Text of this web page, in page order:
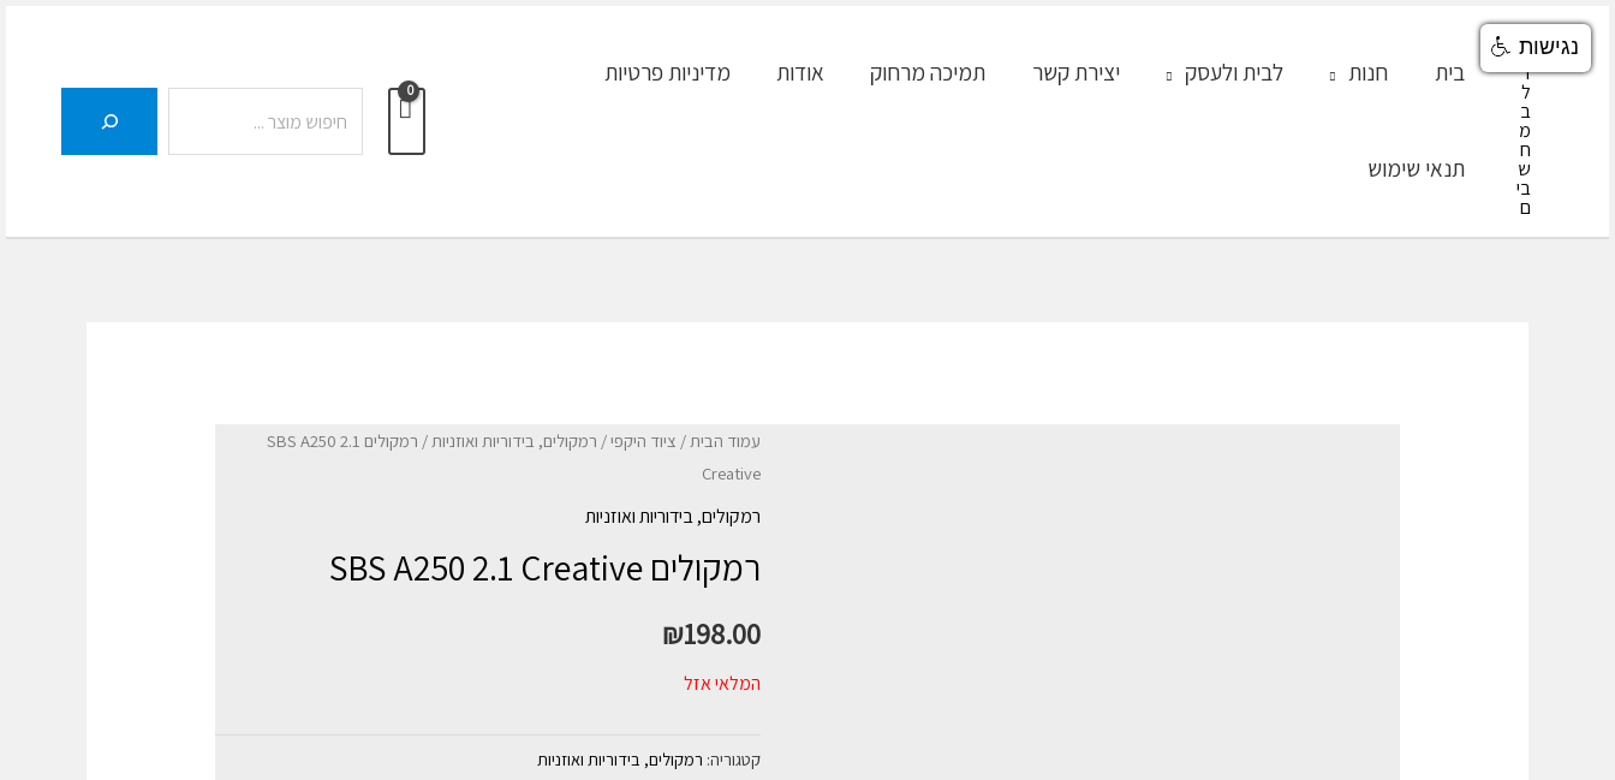
דילוג
בית חנות לבית ולעסק יצירת קשר תמיכה מרחוק אודות מדיניות פרטיות
תנאי שימוש
עמוד הבית/ ציוד היקפי/ רמקולים, בידוריות ואוזניות
/ רמקולים SBS A250 2.1
Creative
רמקולים, בידוריות ואוזניות
רמקולים SBS A250 2.1 Creative
₪198.00
המלאי אזל
קטגוריה: רמקולים, בידוריות ואוזניות
נגישות